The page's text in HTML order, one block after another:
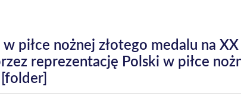
piłce nożnej złotego medalu na
reprezentację Polski w piłce